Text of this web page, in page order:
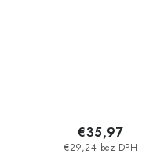
€29,24 bez DPH
€35,97